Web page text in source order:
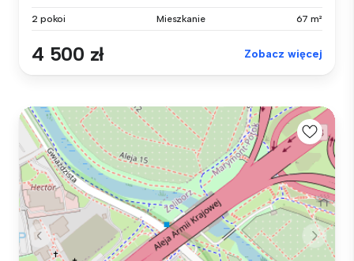
2 pokoi Mieszkanie 67 m²
4 500 zł Zobacz więcej